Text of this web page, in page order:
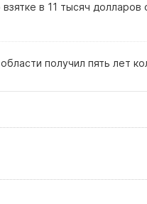
в 11 тысяч долларов
получил пять лет